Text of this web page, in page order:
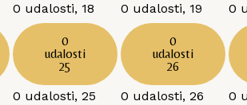
0 udalosti, 18
0 udalosti, 19 0
0
udalosti
25
0 udalosti, 25
0
udalosti
26
0 udalosti, 26 0